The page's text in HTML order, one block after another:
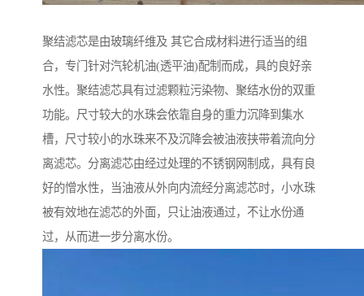
聚结滤芯是由玻璃纤维及 其它合成材料进行适当的组
合，专门针对汽轮机油(透平油)配制而成，具的良好亲
水性。聚结滤芯具有过滤颗粒污染物、聚结水份的双重
功能。尺寸较大的水珠会依靠自身的重力沉降到集水
槽，尺寸较小的水珠来不及沉降会被油液挟带着流向分
离滤芯。分离滤芯由经过处理的不锈钢网制成，具有良
好的憎水性，当油液从外向内流经分离滤芯时，小水珠
被有效地在滤芯的外面，只让油液通过，不让水份通
过，从而进一步分离水份。